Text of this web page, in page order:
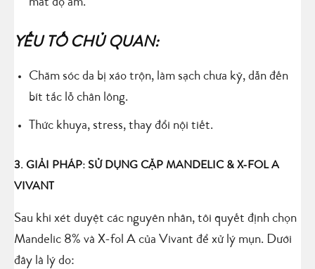
mất độ ẩm.
YẾU TỐ CHỦ QUAN:
Chăm sóc da bị xáo trộn, làm sạch chưa kỹ, dẫn đến
bít tắc lỗ chân lông.
Thức khuya, stress, thay đổi nội tiết.
3. GIẢI PHÁP: SỬ DỤNG CẶP MANDELIC & X-FOL A
VIVANT
Sau khi xét duyệt các nguyên nhân, tôi quyết định chọn
Mandelic 8% và X-fol A của Vivant để xử lý mụn. Dưới
đây là lý do: